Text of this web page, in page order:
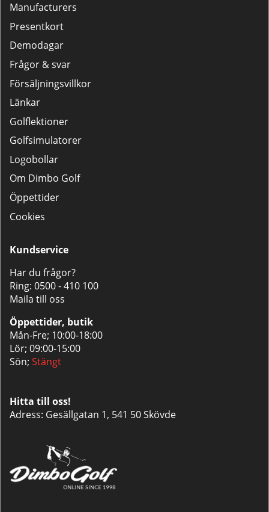
Manufacturers
Presentkort
Demodagar
Frågor & svar
Försäljningsvillkor
Länkar
Golflektioner
Golfsimulatorer
Logobollar
Om Dimbo Golf
Öppettider
Cookies
Kundservice
Har du frågor?
Ring: 0500 - 410 100
Maila till oss
Öppettider, butik
Mån-Fre; 10:00-18:00
Lör; 09:00-15:00
Sön; Stängt
Hitta till oss!
Adress: Gesällgatan 1, 541 50 Skövde